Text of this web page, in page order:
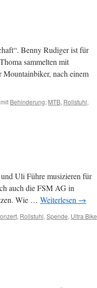
Benny Rudiger ist für
sammelten mit
Mountainbiker, nach einem
Behinderung, MTB, Rollstuhl,
Uli Führe musizieren für
auch die FSM AG in
Wie … Weiterlesen →
, Rollstuhl, Spende, Ultra Bike